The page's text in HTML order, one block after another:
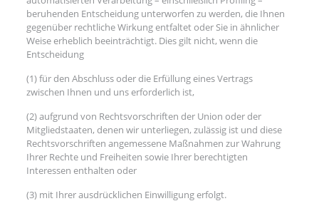
beruhenden Entscheidung unterworfen zu werden, die Ihnen
gegenüber rechtliche Wirkung entfaltet oder Sie in ähnlicher
Weise erheblich beeinträchtigt. Dies gilt nicht, wenn die
Entscheidung
(1) für den Abschluss oder die Erfüllung eines Vertrags
zwischen Ihnen und uns erforderlich ist,
(2) aufgrund von Rechtsvorschriften der Union oder der
Mitgliedstaaten, denen wir unterliegen, zulässig ist und diese
Rechtsvorschriften angemessene Maßnahmen zur Wahrung
Ihrer Rechte und Freiheiten sowie Ihrer berechtigten
Interessen enthalten oder
(3) mit Ihrer ausdrücklichen Einwilligung erfolgt.